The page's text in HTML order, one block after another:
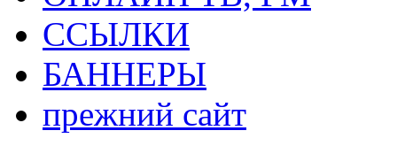
ССЫЛКИ
БАННЕРЫ
прежний сайт